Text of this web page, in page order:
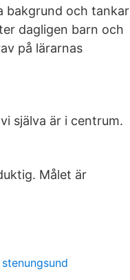
bakgrund och tankar
dagligen barn och
på lärarnas
själva är i centrum.
Målet är